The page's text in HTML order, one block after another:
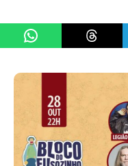
Share on WhatsApp
Share